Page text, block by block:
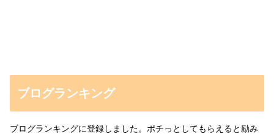
ブログランキング
ブログランキングに登録しました。ポチっとしてもらえると励み